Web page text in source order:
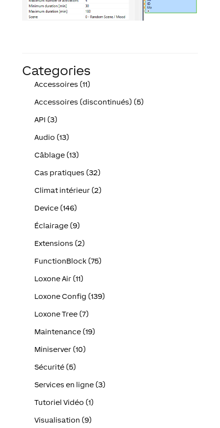
Categories
Accessoires (11)
Accessoires (discontinués) (5)
API (3)
Audio (13)
Câblage (13)
Cas pratiques (32)
Climat intérieur (2)
Device (146)
Éclairage (9)
Extensions (2)
FunctionBlock (75)
Loxone Air (11)
Loxone Config (139)
Loxone Tree (7)
Maintenance (19)
Miniserver (10)
Sécurité (5)
Services en ligne (3)
Tutoriel Vidéo (1)
Visualisation (9)